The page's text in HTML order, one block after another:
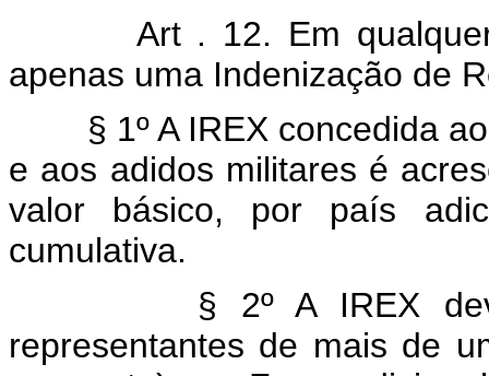
Art . 12. Em
apenas uma Indenização de
§ 1º A IREX concedida
e aos adidos militares é
valor básico, por país
cumulativa.
§ 2º A IREX
representantes de mais de